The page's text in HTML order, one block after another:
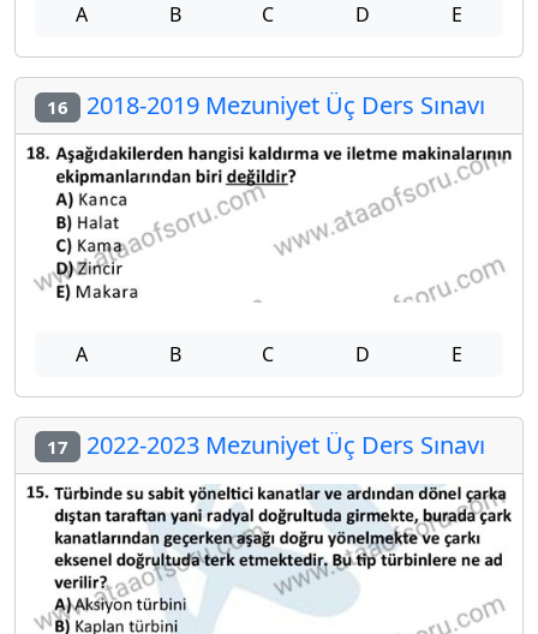
A B C D E
16 2018-2019 Mezuniyet Üç Ders Sınavı
A B C D E
17 2022-2023 Mezuniyet Üç Ders Sınavı